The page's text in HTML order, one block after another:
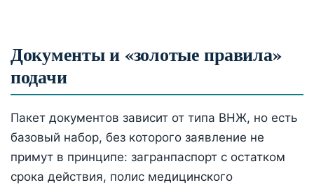
Документы и «золотые правила»
подачи
Пакет документов зависит от типа ВНЖ, но есть
базовый набор, без которого заявление не
примут в принципе: загранпаспорт с остатком
срока действия, полис медицинского